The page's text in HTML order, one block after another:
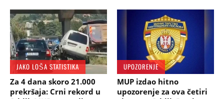
JAKO LOŠA STATISTIKA
Za 4 dana skoro 21.000
prekršaja: Crni rekord u
UPOZORENJE
MUP izdao hitno
upozorenje za ova četiri